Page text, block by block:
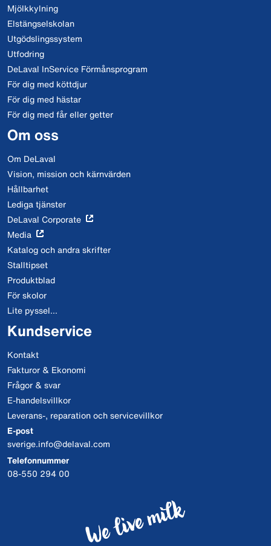
Mjölkkylning
Elstängselskolan
Utgödslingssystem
Utfodring
DeLaval InService Förmånsprogram
För dig med köttdjur
För dig med hästar
För dig med får eller getter
Om oss
Om DeLaval
Vision, mission och kärnvärden
Hållbarhet
Lediga tjänster
DeLaval Corporate
Media
Katalog och andra skrifter
Stalltipset
Produktblad
För skolor
Lite pyssel...
Kundservice
Kontakt
Fakturor & Ekonomi
Frågor & svar
E-handelsvillkor
Leverans-, reparation och servicevillkor
E-post
sverige.info@delaval.com
Telefonnummer
08-550 294 00